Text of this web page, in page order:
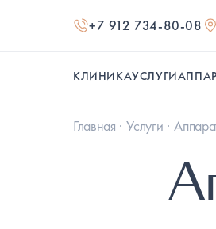
+7 912 734-80-08
КЛИНИКАУСЛУГИ
Главная Услуги